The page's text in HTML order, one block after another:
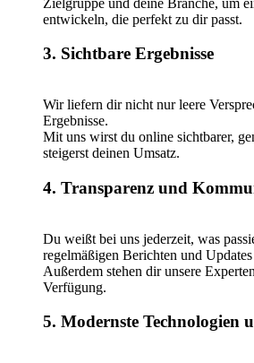
entwickeln, die perfekt zu dir passt.
3. Sichtbare Ergebnisse
Wir liefern dir nicht nur leere
Ergebnisse.
Mit uns wirst du online sichtbarer,
steigerst deinen Umsatz.
4. Transparenz und
Du weißt bei uns jederzeit, was
regelmäßigen Berichten und
Außerdem stehen dir unsere
Verfügung.
5. Modernste Technologien